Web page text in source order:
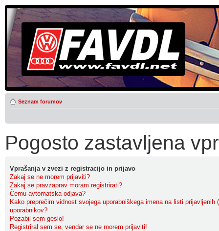
Seznam forumov
Pogosto zastavljena
Vprašanja v zvezi z registracijo in prijavo
Zakaj se ne morem prijaviti?
Zakaj se pravzaprav moram registrirati?
Čemu avtomatska odjava?
Kako preprečim vidnost svojega uporabniškega imena na listi prijavljenih
uporabnikov?
Pozabil sem geslo!
Registriral sem se, vendar se ne morem prijaviti!